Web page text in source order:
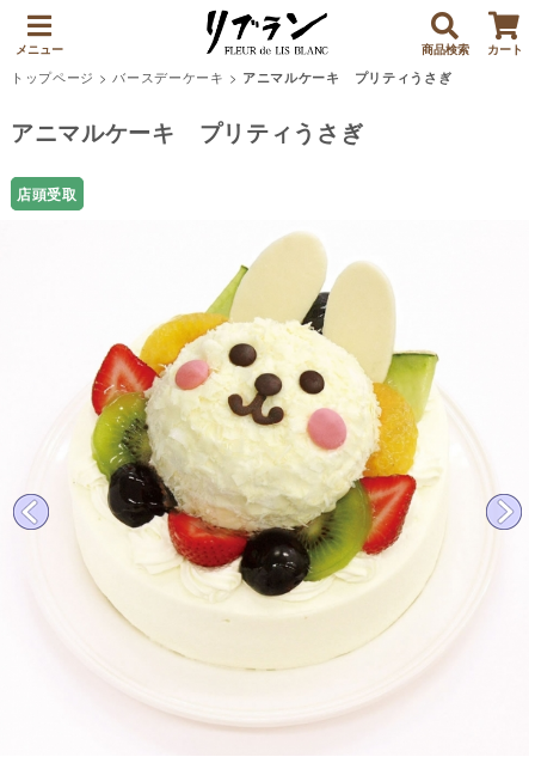
メニュー 商品検索 カート
トップページ >バースデーケーキ > アニマルケーキ プリティうさぎ
アニマルケーキ プリティうさぎ
店頭受取